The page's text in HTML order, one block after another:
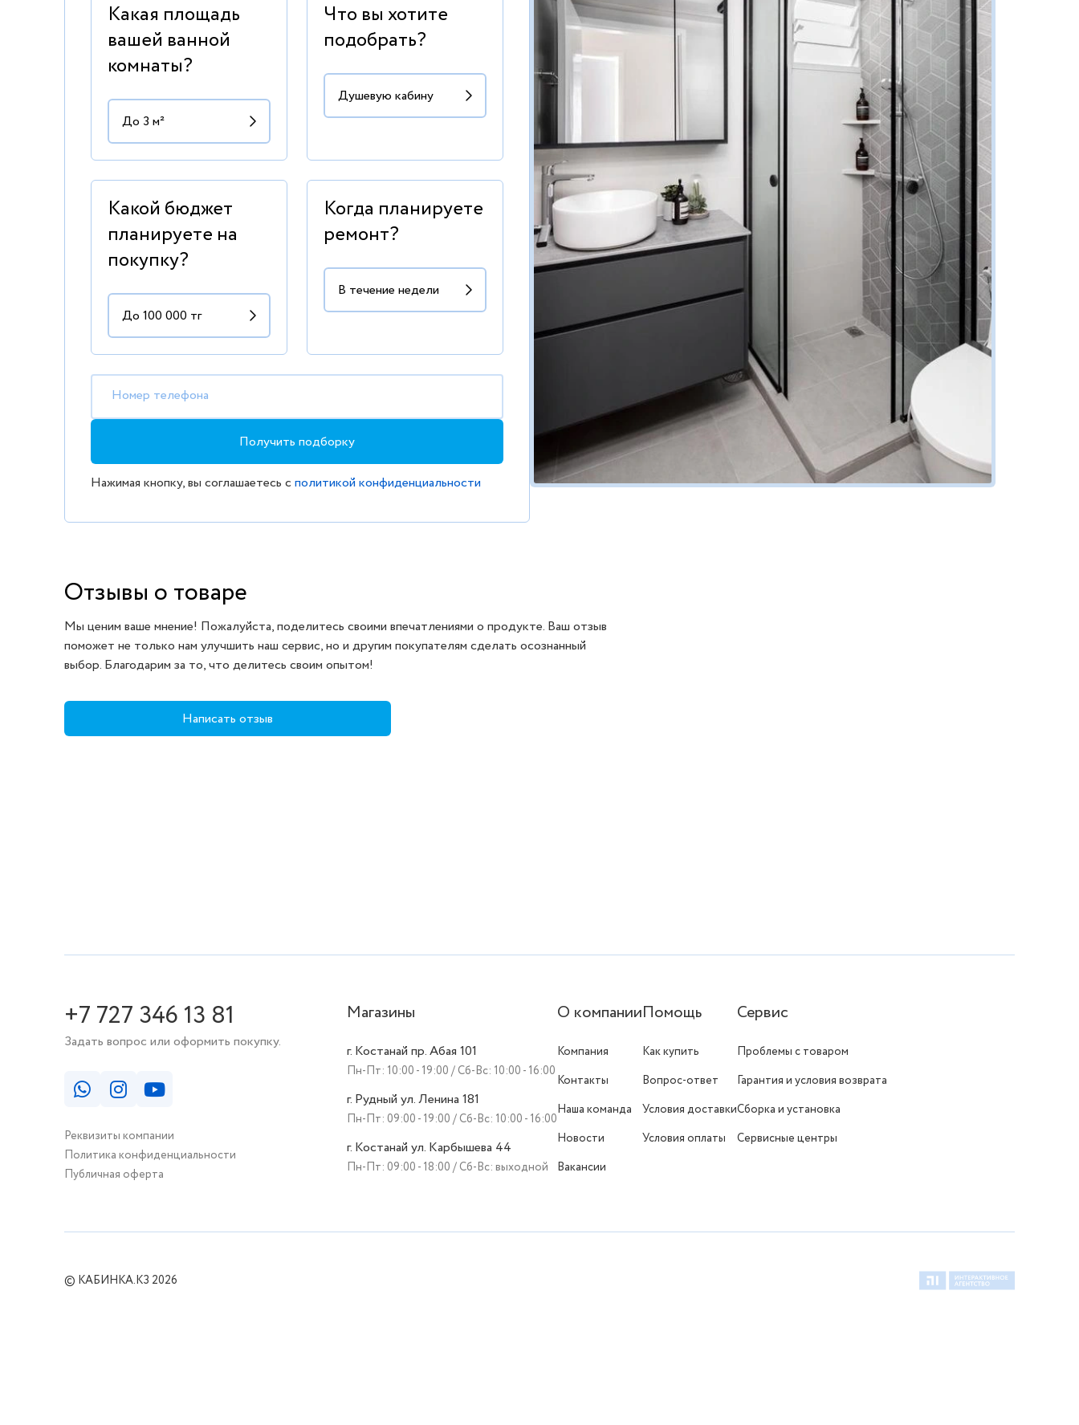
Какая площадь
вашей ванной
комнаты?
Что вы хотите
подобрать?
Какой бюджет
планируете на
покупку?
Когда планируете
ремонт?
Номер телефона
Получить подборку
Нажимая кнопку, вы соглашаетесь сполитикой конфиденциальности
Отзывы о товаре
Мы ценим ваше мнение! Пожалуйста, поделитесь своими впечатлениями о продукте. Ваш отзыв
поможет не только нам улучшить наш сервис, но и другим покупателям сделать осознанный
выбор. Благодарим за то, что делитесь своим опытом!
Написать отзыв
+7 727 346 13 81
Задать вопрос или оформить покупку.
Реквизиты компании
Политика конфиденциальности
Публичная оферта
Магазины
г. Костанай пр. Абая 101
Пн-Пт: 10:00 - 19:00 / Сб-Вс: 10:00 - 16:00
г. Рудный ул. Ленина 181
Пн-Пт: 09:00 - 19:00 / Сб-Вс: 10:00 - 16:00
г. Костанай ул. Карбышева 44
Пн-Пт: 09:00 - 18:00 / Сб-Вс: выходной
О компании
Компания
Контакты
Наша команда
Новости
Вакансии
Помощь
Как купить
Вопрос-ответ
Условия доставки
Условия оплаты
Сервис
Проблемы с товаром
Гарантия и условия возврата
Сборка и установка
Сервисные центры
© КАБИНКА.КЗ 2026